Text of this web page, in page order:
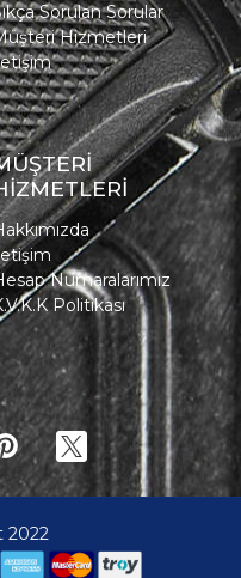
Sorulan Sorular
Hizmetleri
Numaralarımız
Politikası
2022